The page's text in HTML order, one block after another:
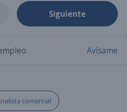
Siguiente
Avísame
comercial